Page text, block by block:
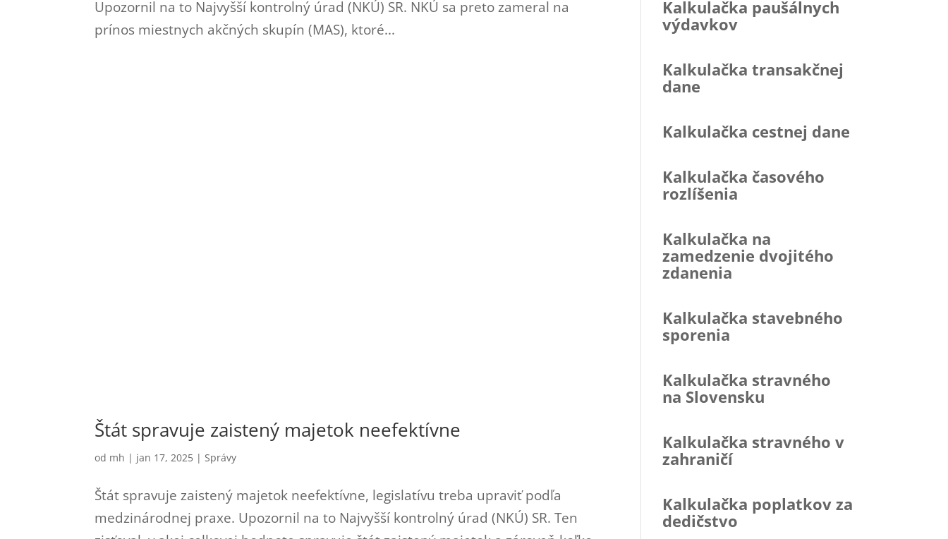
Upozornil na to Najvyšší kontrolný úrad (NKÚ) SR. NKÚ sa preto zameral na
prínos miestnych akčných skupín (MAS), ktoré...
Štát spravuje zaistený majetok neefektívne
od mh | jan 17, 2025 | Správy
Štát spravuje zaistený majetok neefektívne, legislatívu treba upraviť podľa
medzinárodnej praxe. Upozornil na to Najvyšší kontrolný úrad (NKÚ) SR. Ten
Kalkulačka paušálnych
výdavkov
Kalkulačka transakčnej
dane
Kalkulačka cestnej dane
Kalkulačka časového
rozlíšenia
Kalkulačka na
zamedzenie dvojitého
zdanenia
Kalkulačka stavebného
sporenia
Kalkulačka stravného
na Slovensku
Kalkulačka stravného v
zahraničí
Kalkulačka poplatkov za
dedičstvo